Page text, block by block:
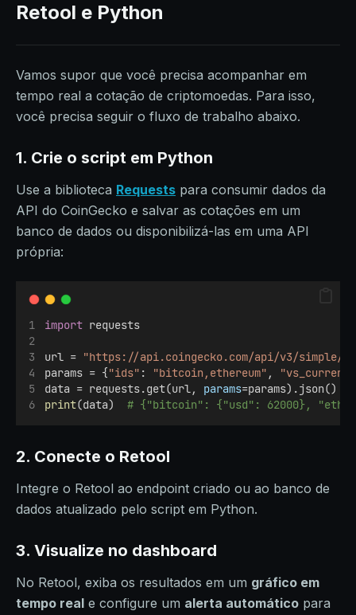
Retool e Python
Vamos supor que você precisa acompanhar em
tempo real a cotação de criptomoedas. Para isso,
você precisa seguir o fluxo de trabalho abaixo.
1. Crie o script em Python
Use a biblioteca Requests para consumir dados da
API do CoinGecko e salvar as cotações em um
banco de dados ou disponibilizá-las em uma API
própria:
import requests
url = "https://api.coingecko.com/api/v3/simple/
params = {"ids" : "bitcoin,ethereum" ,
data = requests.get(url, params=params).json()
print(data) # {"bitcoin": {"usd": 62000},
2. Conecte o Retool
Integre o Retool ao endpoint criado ou ao banco de
dados atualizado pelo script em Python.
3. Visualize no dashboard
No Retool, exiba os resultados em um gráfico em
tempo real e configure um alerta automático para